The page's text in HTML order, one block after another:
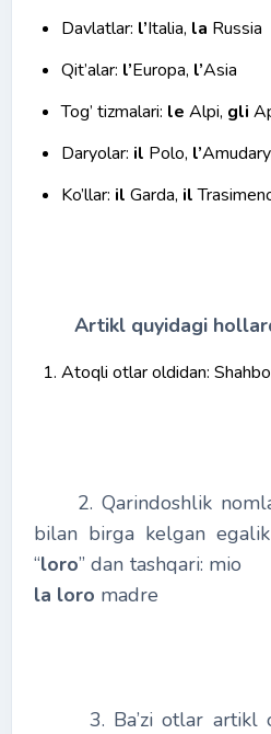
Davlatlar: l’Italia, la Russia
Qit’alar: l’Europa, l’Asia
Tog’ tizmalari: le Alpi, gli
Daryolar: il Polo, l’
Ko’llar: il Garda, il
Artikl quyidagi
Atoqli otlar oldidan:
2. Qarindoshlik
bilan birga kelgan
“loro” dan tashqari:
la loro madre
3. Ba’zi otlar artikl